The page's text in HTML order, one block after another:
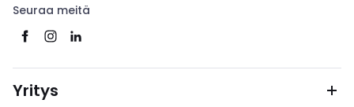
Seuraa meitä
Yritys